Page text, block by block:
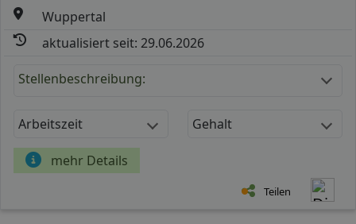
Wuppertal
aktualisiert seit: 29.06.2026
Stellenbeschreibung:
Arbeitszeit Gehalt
mehr Details
Teilen